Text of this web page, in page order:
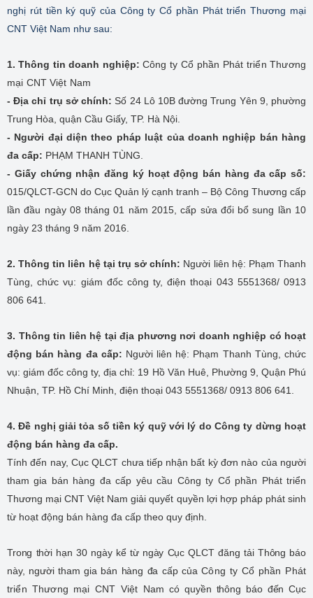
nghị rút tiền ký quỹ của Công ty Cổ phần Phát triển Thương mại
CNT Việt Nam như sau:
1. Thông tin doanh nghiệp: Công ty Cổ phần Phát triển Thương
mại CNT Việt Nam
- Địa chỉ trụ sở chính: Số 24 Lô 10B đường Trung Yên 9, phường
Trung Hòa, quận Cầu Giấy, TP. Hà Nội.
- Người đại diện theo pháp luật của doanh nghiệp bán hàng
đa cấp: PHẠM THANH TÙNG.
- Giấy chứng nhận đăng ký hoạt động bán hàng đa cấp số:
015/QLCT-GCN do Cục Quản lý cạnh tranh – Bộ Công Thương cấp
lần đầu ngày 08 tháng 01 năm 2015, cấp sửa đổi bổ sung lần 10
ngày 23 tháng 9 năm 2016.
2. Thông tin liên hệ tại trụ sở chính: Người liên hệ: Phạm Thanh
Tùng, chức vụ: giám đốc công ty, điện thoại 043 5551368/ 0913
806 641.
3. Thông tin liên hệ tại địa phương nơi doanh nghiệp có hoạt
động bán hàng đa cấp: Người liên hệ: Phạm Thanh Tùng, chức
vụ: giám đốc công ty, địa chỉ: 19 Hồ Văn Huê, Phường 9, Quận Phú
Nhuận, TP. Hồ Chí Minh, điện thoại 043 5551368/ 0913 806 641.
4. Đề nghị giải tỏa số tiền ký quỹ với lý do Công ty dừng hoạt
động bán hàng đa cấp.
Tính đến nay, Cục QLCT chưa tiếp nhận bất kỳ đơn nào của người
tham gia bán hàng đa cấp yêu cầu Công ty Cổ phần Phát triển
Thương mại CNT Việt Nam giải quyết quyền lợi hợp pháp phát sinh
từ hoạt động bán hàng đa cấp theo quy định.
Trong thời hạn 30 ngày kể từ ngày Cục QLCT đăng tải Thông báo
này, người tham gia bán hàng đa cấp củaCông ty Cổ phần Phát
triển Thương mại CNT Việt Namcó quyền thông báo đến Cục